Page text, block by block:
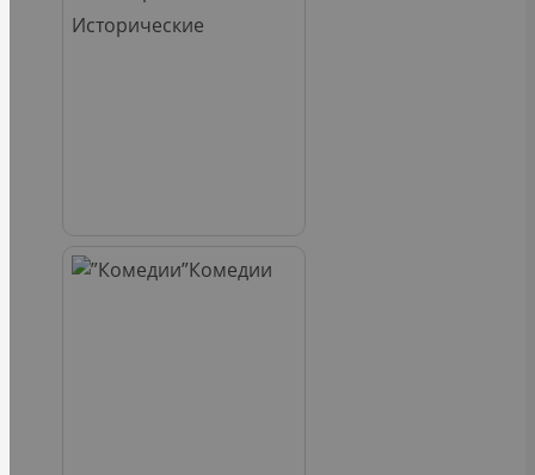
Исторические
Комедии